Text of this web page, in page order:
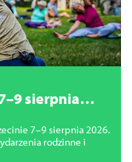
sierpnia
7–9 sierpnia 2026.
rodzinne i